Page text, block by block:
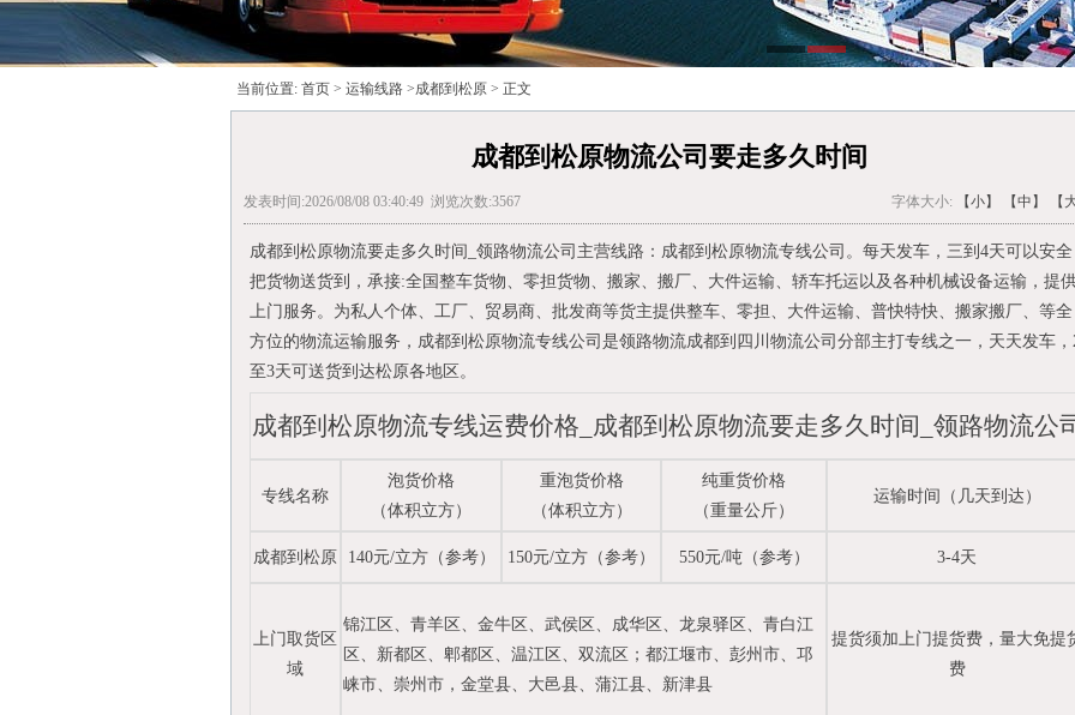
当前位置: 首页 > 运输线路 >成都到松原 > 正文
成都到松原物流公司要走多久时间
发表时间:2026/08/08 03:40:49 浏览次数:3567 字体大小: 【小】 【中】 【
成都到松原物流要走多久时间_领路物流公司主营线路：成都到松原物流专线公司。每天发车，三到4天可以安全
把货物送货到，承接:全国整车货物、零担货物、搬家、搬厂、大件运输、轿车托运以及各种机械设备运输，提
上门服务。为私人个体、工厂、贸易商、批发商等货主提供整车、零担、大件运输、普快特快、搬家搬厂、等全
方位的物流运输服务，成都到松原物流专线公司是领路物流成都到四川物流公司分部主打专线之一，天天发车，
至3天可送货到达松原各地区。
成都到松原物流专线运费价格_成都到松原物流要走多久时间_领路物流公
专线名称
泡货价格
（体积立方）
重泡货价格
（体积立方）
纯重货价格
（重量公斤）
运输时间（几天到达）
成都到松原 140元/立方（参考） 150元/立方（参考） 550元/吨（参考） 3-4天
上门取货区
域
锦江区、青羊区、金牛区、武侯区、成华区、龙泉驿区、青白江
区、新都区、郫都区、温江区、双流区；都江堰市、彭州市、邛
崃市、崇州市，金堂县、 大邑县、蒲江县、新津县
提货须加上门提货费，量大免提
费